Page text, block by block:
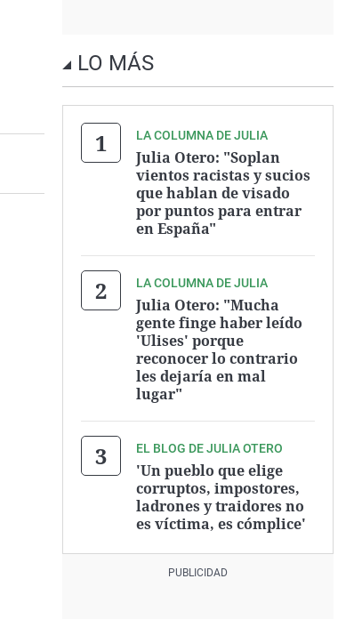
LO MÁS
LA COLUMNA DE JULIA
Julia Otero: "Soplan
vientos racistas y sucios
que hablan de visado
por puntos para entrar
en España"
LA COLUMNA DE JULIA
Julia Otero: "Mucha
gente finge haber leído
'Ulises' porque
reconocer lo contrario
les dejaría en mal
lugar"
EL BLOG DE JULIA OTERO
'Un pueblo que elige
corruptos, impostores,
ladrones y traidores no
es víctima, es cómplice'